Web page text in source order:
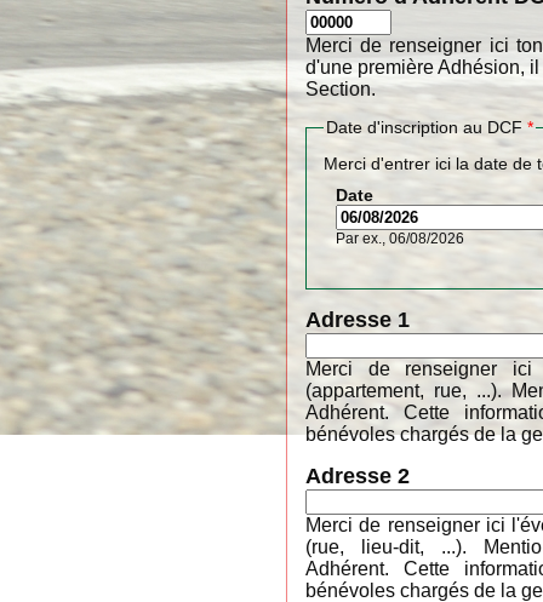
Merci de renseigner ici
d'une première Adhésion,
Section.
Date d'inscription au DCF *
Merci d'entrer ici la date de
Date
Par ex., 06/08/2026
Adresse 1
Merci de renseigner
(appartement, rue, ...).
Adhérent. Cette
bénévoles chargés de la
Adresse 2
Merci de renseigner ici
(rue, lieu-dit, ...).
Adhérent. Cette
bénévoles chargés de la